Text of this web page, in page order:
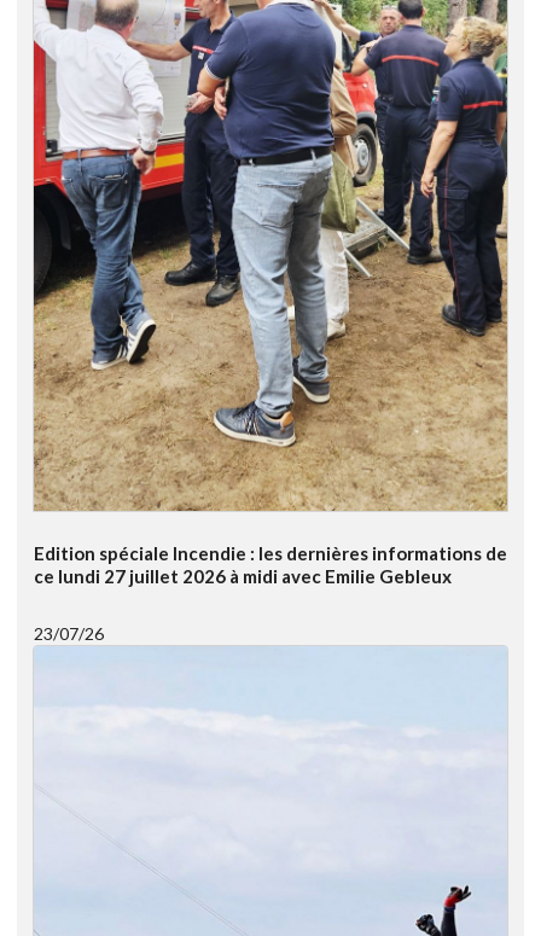
Edition spéciale Incendie : les dernières informations de
ce lundi 27 juillet 2026 à midi avec Emilie Gebleux
23/07/26